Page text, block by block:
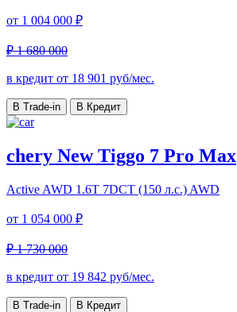
от 1 004 000 ₽
₽ 1 680 000
в кредит от 18 901 руб/мес.
В Trade-in В Кредит
chery New Tiggo 7 Pro Max
Active AWD 1.6T 7DCT (150 л.с.) AWD
от 1 054 000 ₽
₽ 1 730 000
в кредит от 19 842 руб/мес.
В Trade-in В Кредит